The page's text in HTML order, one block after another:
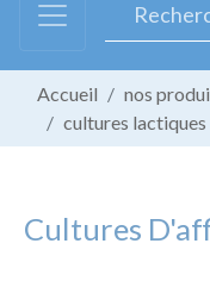
Accueil nos
cultures lactiques
Cultures